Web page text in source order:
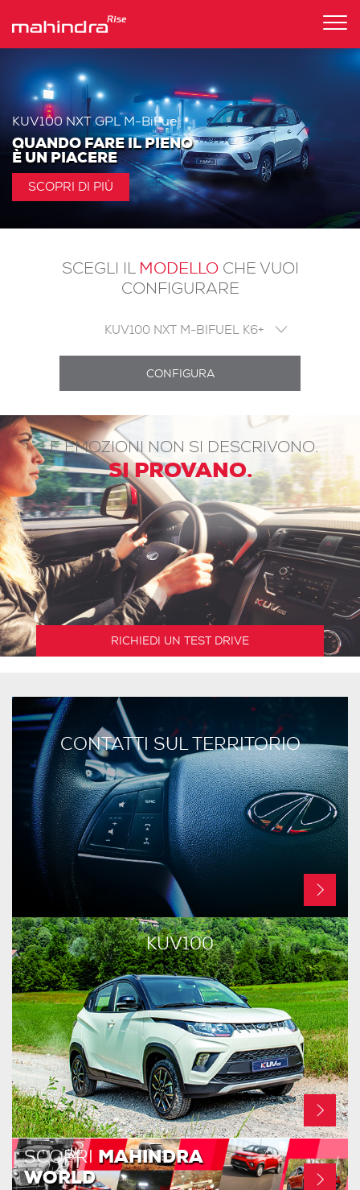
KUV100 NXT GPL M-BiFuel
QUANDO FARE IL PIENO
È UN PIACERE
SCOPRI DI PIÙ
SCEGLI IL MODELLOCHE VUOI
CONFIGURARE
KUV100 NXT M-BIFUEL K6+
LE EMOZIONI NON SI DESCRIVONO.
SI PROVANO.
RICHIEDI UN TEST DRIVE
CONTATTI SUL TERRITORIO
KUV100
SCOPRI MAHINDRA
WORLD